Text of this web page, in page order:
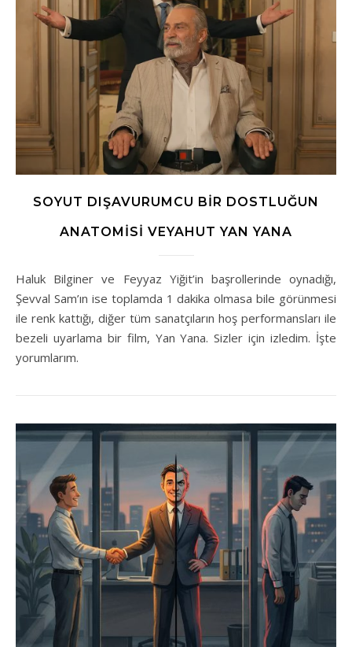
SOYUT DIŞAVURUMCU BIR DOSTLUĞUN
ANATOMISI VEYAHUT YAN YANA
Haluk Bilginer ve Feyyaz Yiğit’in başrollerinde oynadığı,
Şevval Sam’ın ise toplamda 1 dakika olmasa bile görünmesi
ile renk kattığı, diğer tüm sanatçıların hoş performansları ile
bezeli uyarlama bir film, Yan Yana. Sizler için izledim. İşte
yorumlarım.